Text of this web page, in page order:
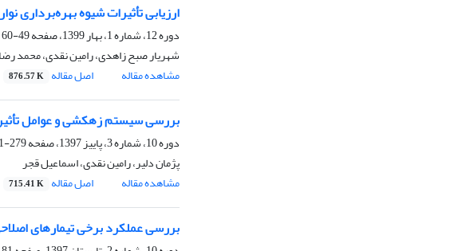
ارزیابی تأثیرات شیوه
دوره 12، شماره 1، بهار 1399، صفحه
49-60
شهریار صبح زاهدی، رامین نقدی، محمد
مشاهده مقاله
اصل مقاله 876.57 K
بررسی سیستم زهکشی و عوامل
دوره 10، شماره 3، پاییز 1397، صفحه
279-291
پژمان دلیر، رامین نقدی، اسماعیل قجر
مشاهده مقاله
اصل مقاله 715.41 K
بررسی عملکرد برخی تیمارهای